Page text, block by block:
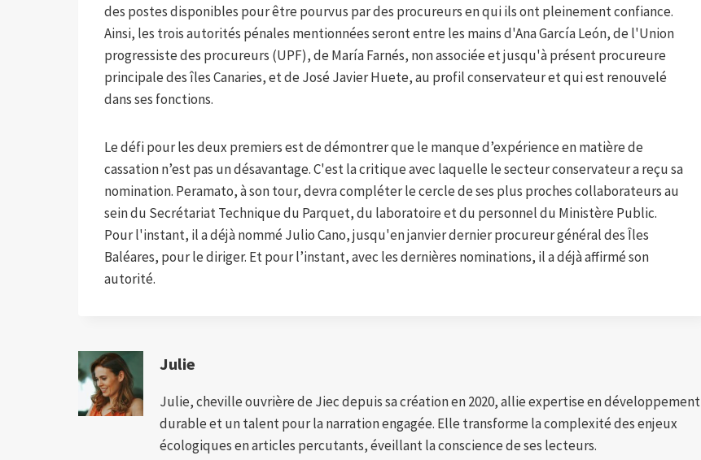
des postes disponibles pour être pourvus par des procureurs en qui ils ont pleinement confiance.
Ainsi, les trois autorités pénales mentionnées seront entre les mains d'Ana García León, de l'Union
progressiste des procureurs (UPF), de María Farnés, non associée et jusqu'à présent procureure
principale des îles Canaries, et de José Javier Huete, au profil conservateur et qui est renouvelé
dans ses fonctions.
Le défi pour les deux premiers est de démontrer que le manque d’expérience en matière de
cassation n’est pas un désavantage. C'est la critique avec laquelle le secteur conservateur a reçu sa
nomination. Peramato, à son tour, devra compléter le cercle de ses plus proches collaborateurs au
sein du Secrétariat Technique du Parquet, du laboratoire et du personnel du Ministère Public.
Pour l'instant, il a déjà nommé Julio Cano, jusqu'en janvier dernier procureur général des Îles
Baléares, pour le diriger. Et pour l’instant, avec les dernières nominations, il a déjà affirmé son
autorité.
Julie
Julie, cheville ouvrière de Jiec depuis sa création en 2020, allie expertise en développement
durable et un talent pour la narration engagée. Elle transforme la complexité des enjeux
écologiques en articles percutants, éveillant la conscience de ses lecteurs.